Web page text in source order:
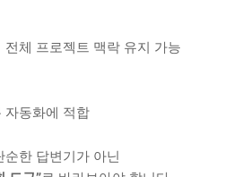
체 프로젝트 맥락 유지 가능
동화에 적합
한 답변기가 아닌